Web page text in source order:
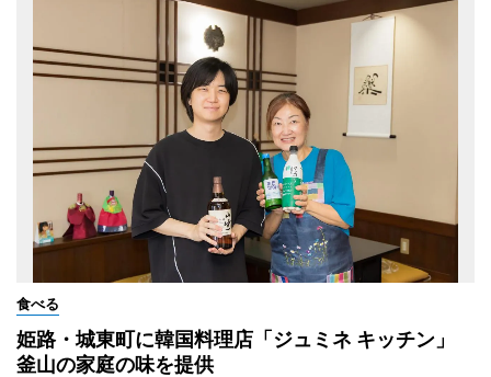
食べる
姫路・城東町に韓国料理店「ジュミネ キッチン」
釜山の家庭の味を提供